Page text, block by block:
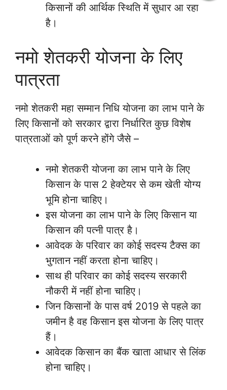
किसानों की आर्थिक स्थिति में सुधार आ रहा
है।
नमो शेतकरी योजना के लिए
पात्रता
नमो शेतकरी महा सम्मान निधि योजना का लाभ पाने के
लिए किसानों को सरकार द्वारा निर्धारित कुछ विशेष
पात्रताओं को पूर्ण करने होंगे जैसे –
नमो शेतकरी योजना का लाभ पाने के लिए
किसान के पास 2 हेक्टेयर से कम खेती योग्य
भूमि होना चाहिए।
इस योजना का लाभ पाने के लिए किसान या
किसान की पत्नी पात्र है।
आवेदक के परिवार का कोई सदस्य टैक्स का
भुगतान नहीं करता होना चाहिए।
साथ ही परिवार का कोई सदस्य सरकारी
नौकरी में नहीं होना चाहिए।
जिन किसानों के पास वर्ष 2019 से पहले का
जमीन है वह किसान इस योजना के लिए पात्र
हैं।
आवेदक किसान का बैंक खाता आधार से लिंक
होना चाहिए।